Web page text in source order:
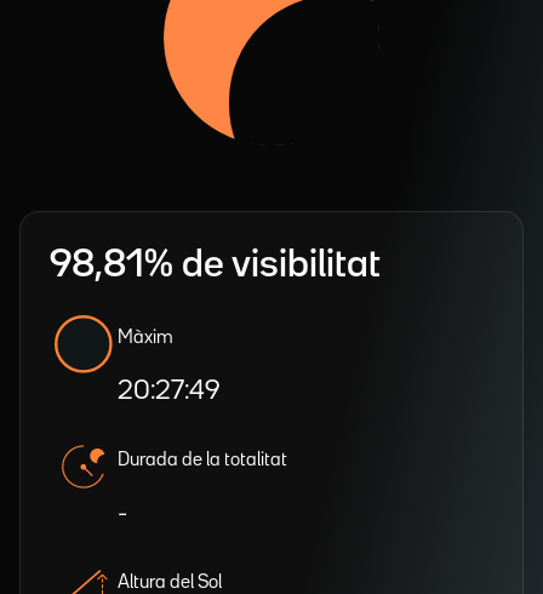
98,81% de visibilitat
Màxim
20:27:49
Durada de la totalitat
-
Altura del Sol